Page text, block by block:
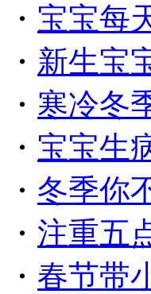
・ 宝宝每
・ 新生宝
・ 寒冷冬
・ 宝宝生
・ 冬季你
・ 注重五
・ 春节带